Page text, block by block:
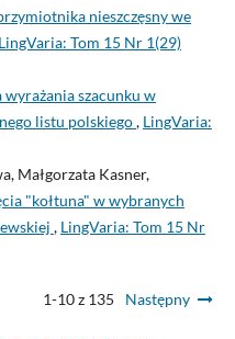
nieszczęsny we
LingVaria: Tom 15 Nr 1(29)
wyrażania szacunku w
listu polskiego, LingVaria:
Małgorzata Kasner,
"kołtuna" w wybranych
, LingVaria: Tom 15 Nr
1-10 z 135 Następny